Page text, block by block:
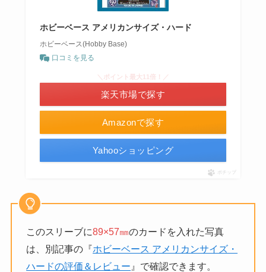
ホビーベース アメリカンサイズ・ハード
ホビーベース(Hobby Base)
口コミを見る
Amazonで探す
＼ポイント最大11倍！／
楽天市場で探す
Yahooショッピング
ポチップ
このスリーブに89×57㎜のカードを入れた写真
は、別記事の『ホビーベース アメリカンサイズ・
ハードの評価＆レビュー 』で確認できます。